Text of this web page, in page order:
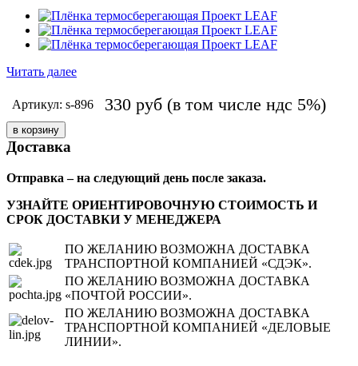
Читать далее
Артикул: s-896 330 руб (в том числе ндс 5%)
Доставка
Отправка – на следующий день после заказа.
УЗНАЙТЕ ОРИЕНТИРОВОЧНУЮ СТОИМОСТЬ И
СРОК ДОСТАВКИ У МЕНЕДЖЕРА
ПО ЖЕЛАНИЮ ВОЗМОЖНА ДОСТАВКА
ТРАНСПОРТНОЙ КОМПАНИЕЙ «СДЭК».
ПО ЖЕЛАНИЮ ВОЗМОЖНА ДОСТАВКА
«ПОЧТОЙ РОССИИ».
ПО ЖЕЛАНИЮ ВОЗМОЖНА ДОСТАВКА
ТРАНСПОРТНОЙ КОМПАНИЕЙ «ДЕЛОВЫЕ
ЛИНИИ».